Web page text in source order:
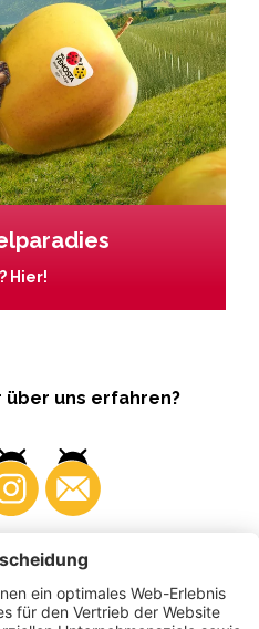
Hier!
uns erfahren?
Produzenten